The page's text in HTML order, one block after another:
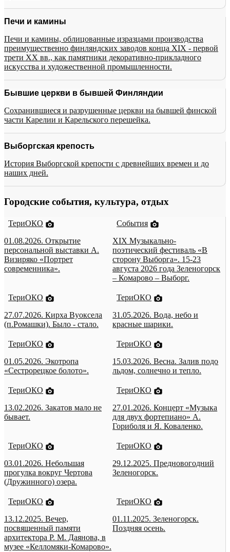
Печи и камины
Печи и камины, облицованные изразцами производства
преимущественно финляндских заводов конца XIX - первой
трети XX вв., как памятники декоративно-прикладного
искусства и художественной промышленности.
Бывшие церкви в бывшей Финляндии
Сохранившиеся и разрушенные церкви на бывшей финской
части Карелии и Карельского перешейка.
Выборгская крепость
История Выборгской крепости с древнейших времен и до
наших дней.
Городские события, культура, отдых
ТериОКО
01.08.2026. Открытие
персональной выставки А.
Визиряко «Портрет
современника».
События
XIX Музыкально-
поэтический фестиваль «В
сторону Выборга». 15-23
августа 2026 года Зеленогорск
– Комарово – Выборг.
ТериОКО
27.07.2026. Кирха Вуоксела
(п.Ромашки). Было - стало.
ТериОКО
31.05.2026. Вода, небо и
красные шарики.
ТериОКО
01.05.2026. Экотропа
«Сестрорецкое болото».
ТериОКО
15.03.2026. Весна. Залив подо
льдом, солнечно и тепло.
ТериОКО
13.02.2026. Закатов мало не
бывает.
ТериОКО
27.01.2026. Концерт «Музыка
для двух фортепиано» А.
Гориболя и Я. Коваленко.
ТериОКО
03.01.2026. Небольшая
прогулка вокруг Чертова
(Дружинного) озера.
ТериОКО
29.12.2025. Предновогодний
Зеленогорск.
ТериОКО
13.12.2025. Вечер,
посвященный памяти
архитектора Р. М. Даянова, в
музее «Келломяки-Комарово».
ТериОКО
01.11.2025. Зеленогорск.
Поздняя осень.